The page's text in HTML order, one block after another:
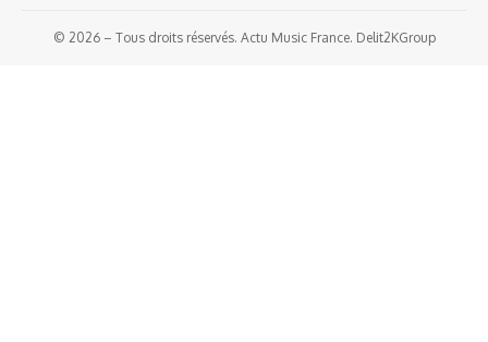
© 2026 – Tous droits réservés. Actu Music France. Delit2KGroup